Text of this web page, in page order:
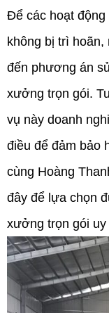
Để các hoạt động
không bị trì
đến phương án
xưởng trọn gói.
vụ này doanh
điều để đảm bảo
cùng Hoàng
đây để lựa chọn
xưởng trọn gói uy